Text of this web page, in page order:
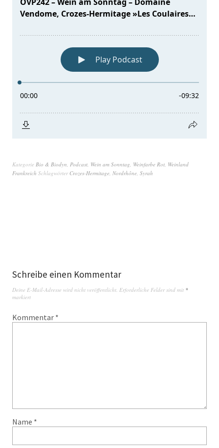
Kategorie Bio & Biodyn Podcast Wein am Sonntag Weinfarbe Rot Weinland
Frankreich Schlagwörter Crozes-Hermitage Nordrhône Syrah
Schreibe einen Kommentar
Deine E-Mail-Adresse wird nicht veröffentlicht. Erforderliche Felder sind mit *
markiert
Kommentar *
Name *